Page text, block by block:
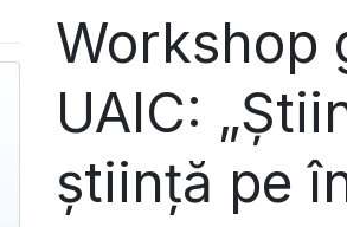
Workshop
UAIC:
știință pe